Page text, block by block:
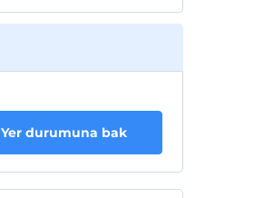
Yer durumuna bak